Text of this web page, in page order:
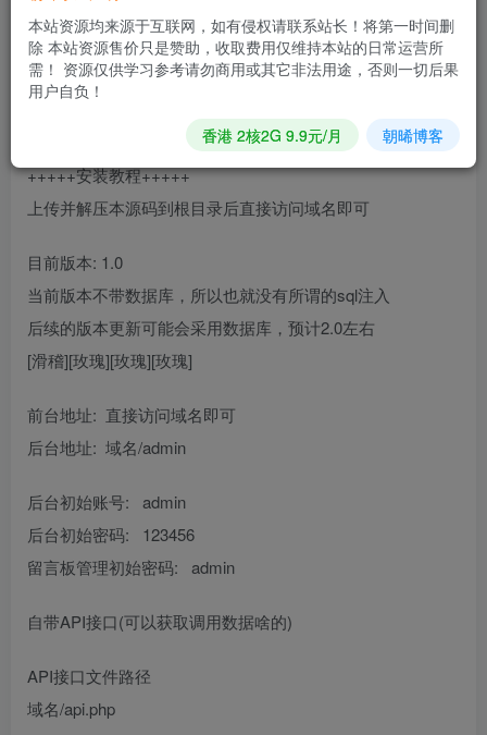
mysql 5.7
【ps】
其他环境请自行测试…
+++++安装教程+++++
上传并解压本源码到根目录后直接访问域名即可
目前版本: 1.0
当前版本不带数据库，所以也就没有所谓的sql注入
后续的版本更新可能会采用数据库，预计2.0左右
[滑稽][玫瑰][玫瑰][玫瑰]
前台地址: 直接访问域名即可
后台地址: 域名/admin
后台初始账号: admin
后台初始密码: 123456
留言板管理初始密码: admin
自带API接口(可以获取调用数据啥的)
API接口文件路径
域名/api.php
本站资源均来源于互联网，如有侵权请联系站长！将第一时间删
除 本站资源售价只是赞助，收取费用仅维持本站的日常运营所
需！ 资源仅供学习参考请勿商用或其它非法用途，否则一切后果
用户自负！
香港 2核2G 9.9元/月 朝晞博客